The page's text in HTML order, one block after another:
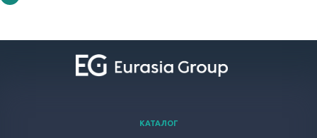
КАТАЛОГ